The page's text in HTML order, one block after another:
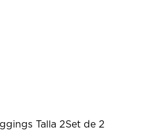
Talla 2Set de 2